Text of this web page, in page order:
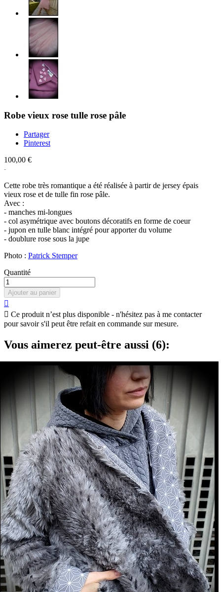
Robe vieux rose tulle rose pâle
Partager
Pinterest
100,00 €
Cette robe très romantique a été réalisée à partir de jersey épais
vieux rose et de tulle fin rose pâle.
Avec :
- manches mi-longues
- col asymétrique avec boutons décoratifs en forme de coeur
- jupon en tulle blanc intégré pour apporter du volume
- doublure rose sous la jupe
Photo : Patrick Stemper
Quantité
Ajouter au panier

 Ce produit n’est plus disponible - n'hésitez pas à me contacter
pour savoir s'il peut être refait en commande sur mesure.
Vous aimerez peut-être aussi (6):